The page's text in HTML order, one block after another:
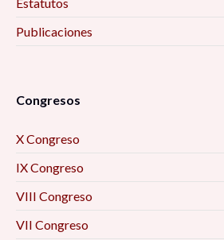
Publicaciones
Congresos
X Congreso
IX Congreso
VIII Congreso
VII Congreso